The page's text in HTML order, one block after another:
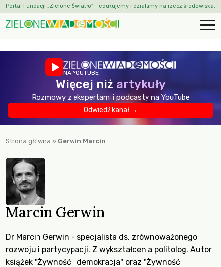
Portal Fundacji „Zielone Światło” - edukujemy i działamy na rzecz środowiska.
NA YOUTUBE
Więcej niż artykuły
Rozmowy z ekspertami i podcasty na YouTube
Odwiedź kanał →
Strona główna » Gerwin Marcin
Marcin Gerwin
Dr Marcin Gerwin - specjalista ds. zrównoważonego
rozwoju i partycypacji. Z wykształcenia politolog. Autor
książek "Żywność i demokracja" oraz "Żywność